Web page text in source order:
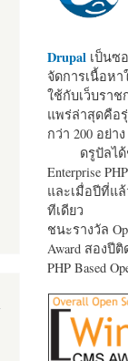
Drupalเป็นซอ
จัดการเนื้อห
ใช้กับเว็บราช
แพร่ล่าสุดคือ
กว่า 200 อย่า
ดรูปัลได้ช
Enterprise
และเมื่อปีที่แล้
ทีเดียว
ชนะรางวัล
Award สองปี
PHP Based